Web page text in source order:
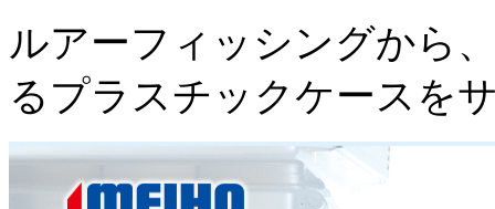
ルアーフィッシングから
るプラスチックケースを